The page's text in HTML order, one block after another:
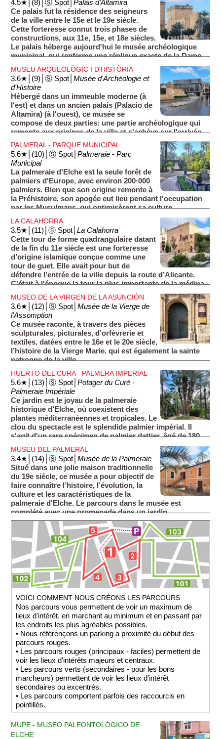
deux fois par an (voir section ''Museu de la Festa'').
4.5★│(8)│Ⓢ Spot│Palais d'Altamira
Ce palais fut la résidence des seigneurs
de la ville entre le 15e et le 19e siècle.
Cette forteresse connut trois phases de
constructions, aux 11e, 15e, et 18e siècles.
Le palais héberge aujourd'hui le musée archéologique
municipal, qui renferme une réplique exacte de la Dame
MUSEU ARQUEOLÒGIC I D'HISTÒRIA
3.6★│(9)│Ⓢ Spot│Musée d'Archéologie et
d'Histoire
Hébergé dans un immeuble moderne (à
l'est) et dans un ancien palais (Palacio de
Altamira) (à l'ouest), ce musée se
compose de deux parties: une partie archéologique qui
remonte aux origines de la ville et s'achève sur l'arrivée
des colons arabes, et une partie historique qui s'étend de
la fondation de la cité musulmane à aujourd'hui.
PALMERAL - PARQUE MUNICIPAL
5.6★│(10)│Ⓢ Spot│Palmeraie - Parc
Municipal
La palmeraie d'Elche est la seule forêt de
palmiers d'Europe, avec environ 200·000
palmiers. Bien que son origine remonte à
la Préhistoire, son apogée eut lieu pendant l'occupation
par les Musulmans, qui optimisèrent sa culture.
LA CALAHORRA
3.5★│(11)│Ⓢ Spot│La Calahorra
Cette tour de forme quadrangulaire datant
de la fin du 11e siècle est une forteresse
d’origine islamique conçue comme une
tour de guet. Elle avait pour but de
défendre l’entrée de la ville depuis la route d’Alicante.
C'était à l'époque la tour la plus importante de la médina
fortifiée. De nos jours, le bâtiment accueille des
expositions ou des conférences.
MUSEO DE LA VIRGEN DE LA ASUNCIÓN
3.6★│(12)│Ⓢ Spot│Musée de la Vierge de
l'Assomption
Ce musée raconte, à travers des pièces
sculpturales, picturales, d’orfèvrerie et
textiles, datées entre le 16e et le 20e siècle,
l’histoire de la Vierge Marie, qui est également la sainte
patronne de la ville.
HUERTO DEL CURA - PALMERA IMPERIAL
5.6★│(13)│Ⓢ Spot│Potager du Curé -
Palmeraie Impériale
Ce jardin est le joyau de la palmeraie
historique d’Elche, où coexistent des
plantes méditerranéennes et tropicales. Le
clou du spectacle est le splendide palmier impérial. Il
s'agit d'un rare spécimen de palmier dattier, âgé de 180
ans, qui tient son nom de l’Impératrice d’Autriche Sissi,
qui visita le verger en 1894.
MUSEU DEL PALMERAL
3.4★│(14)│Ⓢ Spot│Musée de la Palmeraie
Situé dans une jolie maison traditionnelle
du 19e siècle, ce musée a pour objectif de
faire connaître l’histoire, l’évolution, la
culture et les caractéristiques de la
palmeraie d'Elche. Le parcours dans le musée est
complété avec une promenade dans un jardin.
VOICI COMMENT NOUS CRÉONS LES PARCOURS
Nos parcours vous permettent de voir un maximum de
lieux d'intérêt, en marchant au minimum et en passant par
les endroits les plus agréables possibles.
• Nous référençons un parking a proximité du début des
parcours rouges.
• Les parcours rouges (principaux - faciles) permettent de
voir les lieux d'intérêts majeurs et centraux.
• Les parcours verts (secondaires - pour les bons
marcheurs) permettent de voir les lieux d'intérêt
secondaires ou excentrés.
• Les parcours comportent parfois des raccourcis en
pointillés.
MUPE - MUSEO PALEONTOLÓGICO DE
ELCHE